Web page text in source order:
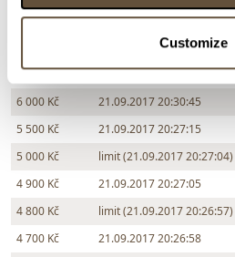
Customize
7 500 Kč
limit (21.09.2017 20:34:11)
21.09.2017 20:34:12
6 500 Kč
limit (21.09.2017 20:31:50)
6 000 Kč
21.09.2017 20:30:45
5 500 Kč
21.09.2017 20:27:15
5 000 Kč
limit (21.09.2017 20:27:04)
4 900 Kč
21.09.2017 20:27:05
4 800 Kč
limit (21.09.2017 20:26:57)
4 700 Kč
21.09.2017 20:26:58